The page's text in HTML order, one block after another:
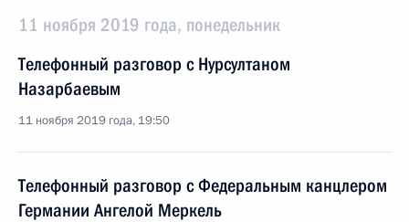
11 ноября 2019 года, понедельник
Телефонный разговор с Нурсултаном
Назарбаевым
11 ноября 2019 года, 19:50
Телефонный разговор с Федеральным канцлером
Германии Ангелой Меркель